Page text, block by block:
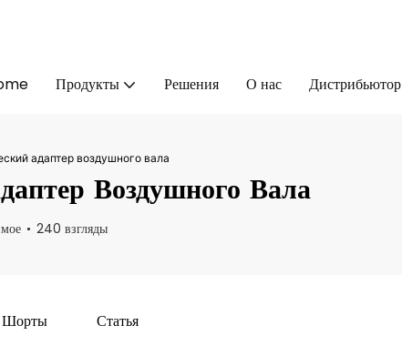
Продукты Решения О нас Дистрибьютор
адаптер воздушного вала
Воздушного Вала
240 взгляды
Шорты Статья